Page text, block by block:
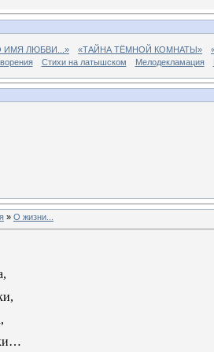
ИМЯ ЛЮБВИ...» «ТАЙНА ТЁМНОЙ КОМНАТЫ»
Стихи на латышском Мелодекламация
» О жизни...